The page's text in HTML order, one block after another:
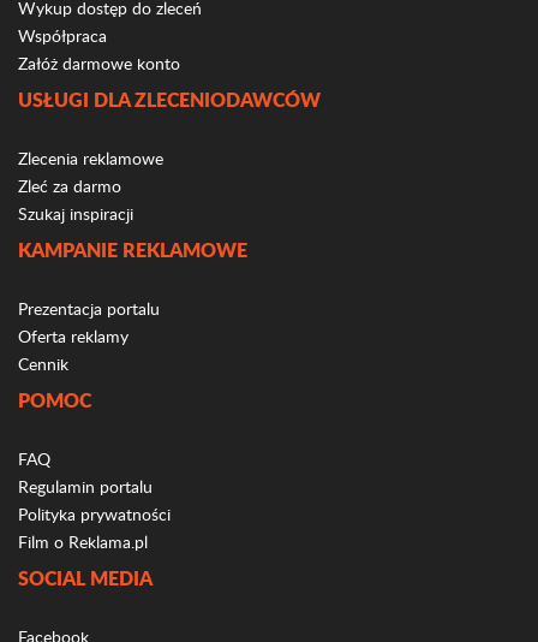
Wykup dostęp do zleceń
Współpraca
Załóż darmowe konto
USŁUGI DLA ZLECENIODAWCÓW
Zlecenia reklamowe
Zleć za darmo
Szukaj inspiracji
KAMPANIE REKLAMOWE
Prezentacja portalu
Oferta reklamy
Cennik
POMOC
FAQ
Regulamin portalu
Polityka prywatności
Film o Reklama.pl
SOCIAL MEDIA
Facebook